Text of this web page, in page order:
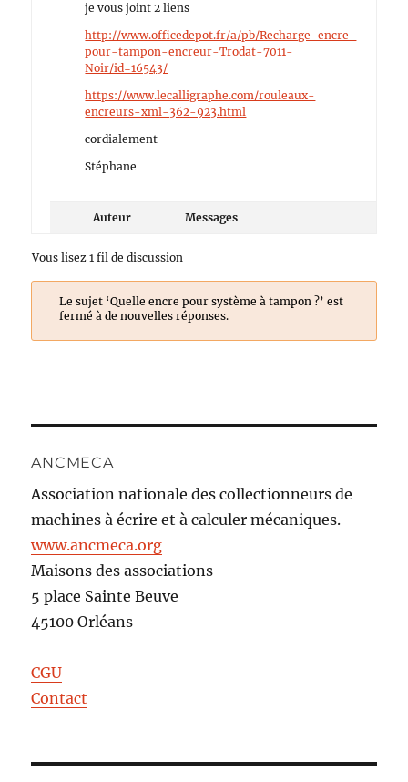
je vous joint 2 liens
http://www.officedepot.fr/a/pb/Recharge-encre-
pour-tampon-encreur-Trodat-7011-
Noir/id=16543/
https://www.lecalligraphe.com/rouleaux-
encreurs-xml-362-923.html
cordialement
Stéphane
Auteur Messages
Vous lisez 1 fil de discussion
Le sujet ‘Quelle encre pour système à tampon ?’ est
fermé à de nouvelles réponses.
ANCMECA
Association nationale des collectionneurs de
machines à écrire et à calculer mécaniques.
www.ancmeca.org
Maisons des associations
5 place Sainte Beuve
45100 Orléans
CGU
Contact